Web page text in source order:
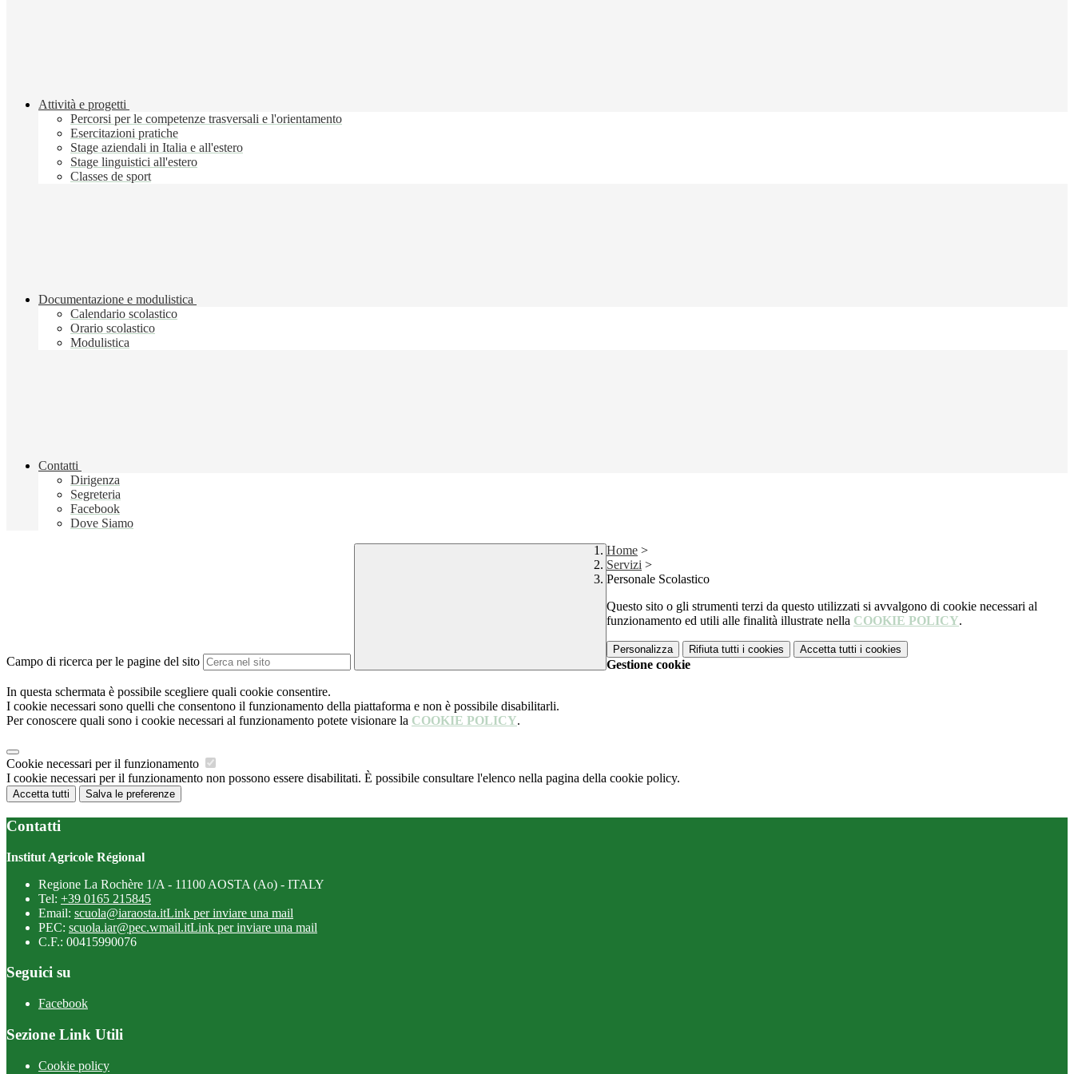
Attività e progetti
Percorsi per le competenze trasversali e l'orientamento
Esercitazioni pratiche
Stage aziendali in Italia e all'estero
Stage linguistici all'estero
Classes de sport
Documentazione e modulistica
Calendario scolastico
Orario scolastico
Modulistica
Contatti
Dirigenza
Segreteria
Facebook
Dove Siamo
Campo di ricerca per le pagine del sito
Home >
Servizi >
Personale Scolastico
Questo sito o gli strumenti terzi da questo utilizzati si avvalgono di cookie necessari al
funzionamento ed utili alle finalità illustrate nella COOKIE POLICY.
Personalizza Rifiuta tutti i cookies Accetta tutti i cookies
Gestione cookie
In questa schermata è possibile scegliere quali cookie consentire.
I cookie necessari sono quelli che consentono il funzionamento della piattaforma e non è possibile disabilitarli.
Per conoscere quali sono i cookie necessari al funzionamento potete visionare la COOKIE POLICY.
Cookie necessari per il funzionamento
I cookie necessari per il funzionamento non possono essere disabilitati. È possibile consultare l'elenco nella pagina della cookie policy.
Accetta tutti Salva le preferenze
Contatti
Institut Agricole Régional
Regione La Rochère 1/A - 11100 AOSTA (Ao) - ITALY
Tel: +39 0165 215845
Email: scuola@iaraosta.itLink per inviare una mail
PEC: scuola.iar@pec.wmail.itLink per inviare una mail
C.F.: 00415990076
Seguici su
Facebook
Sezione Link Utili
Cookie policy